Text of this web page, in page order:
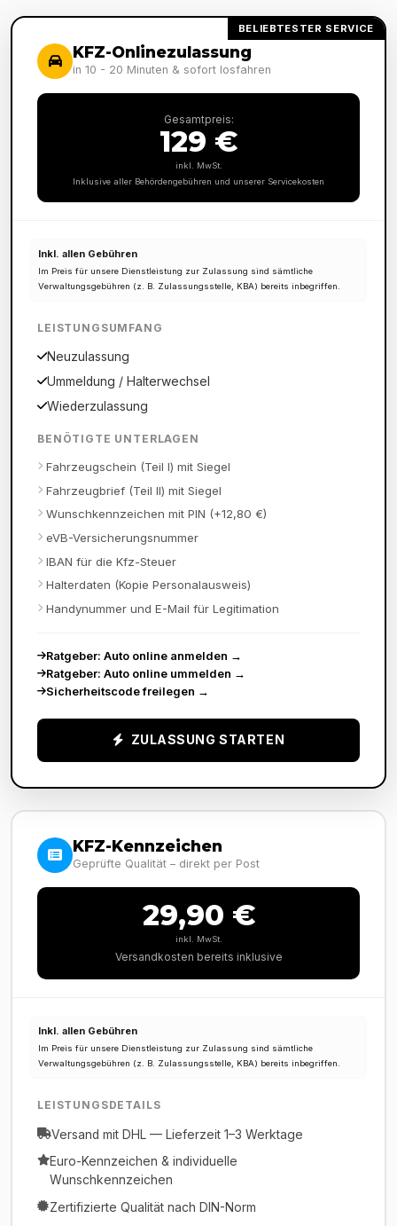
BELIEBTESTER SERVICE
KFZ-Onlinezulassung
in 10 - 20 Minuten & sofort losfahren
Gesamtpreis:
129 €
inkl. MwSt.
Inklusive aller Behördengebühren und unserer Servicekosten
Inkl. allen Gebühren
Im Preis für unsere Dienstleistung zur Zulassung sind sämtliche
Verwaltungsgebühren (z. B. Zulassungsstelle, KBA) bereits inbegriffen.
LEISTUNGSUMFANG
Neuzulassung
Ummeldung / Halterwechsel
Wiederzulassung
BENÖTIGTE UNTERLAGEN
Fahrzeugschein (Teil I) mit Siegel
Fahrzeugbrief (Teil II) mit Siegel
Wunschkennzeichen mit PIN (+12,80 €)
eVB-Versicherungsnummer
IBAN für die Kfz-Steuer
Halterdaten (Kopie Personalausweis)
Handynummer und E-Mail für Legitimation
Ratgeber: Auto online anmelden →
Ratgeber: Auto online ummelden →
Sicherheitscode freilegen →
ZULASSUNG STARTEN
KFZ-Kennzeichen
Geprüfte Qualität – direkt per Post
29,90 €
inkl. MwSt.
Versandkosten bereits inklusive
Inkl. allen Gebühren
Im Preis für unsere Dienstleistung zur Zulassung sind sämtliche
Verwaltungsgebühren (z. B. Zulassungsstelle, KBA) bereits inbegriffen.
LEISTUNGSDETAILS
Versand mit DHL — Lieferzeit 1–3 Werktage
Euro-Kennzeichen & individuelle
Wunschkennzeichen
Zertifizierte Qualität nach DIN-Norm